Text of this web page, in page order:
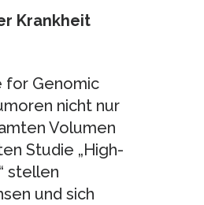
Krankheit
for Genomic
nicht nur
Volumen
Studie „High-
stellen
und sich